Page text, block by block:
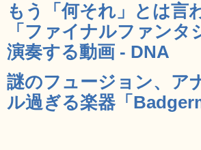
もう「何それ」とは
「ファイナルファン
演奏する動画 - DNA
謎のフュージョン、ア
ル過ぎる楽器「